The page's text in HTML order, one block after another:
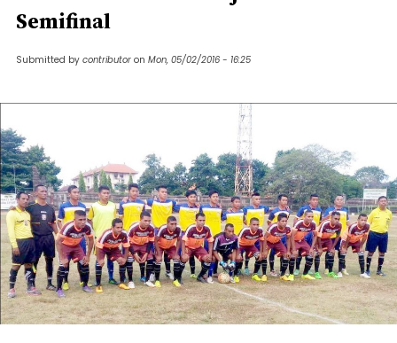
Semifinal
Submitted by contributor on Mon, 05/02/2016 - 16:25